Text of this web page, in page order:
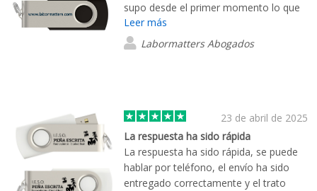
supo desde el primer momento lo que
necesitábamos, nos envió en PDF un
modelo del producto y varias muestras
a nuestra oficina y, nada más confirmar
contar con Flashbay en otras
ocasiones.
Leer más
Labormatters Abogados
23 de abril de 2025
La respuesta ha sido rápida
La respuesta ha sido rápida, se puede
hablar por teléfono, el envío ha sido
entregado correctamente y el trato